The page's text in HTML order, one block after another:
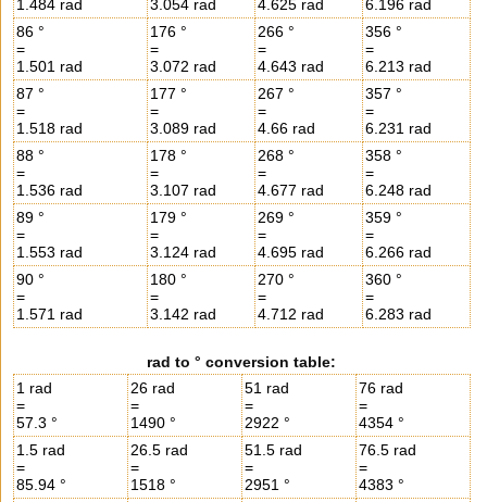
1.484 rad
3.054 rad
4.625 rad
6.196 rad
86 °
=
1.501 rad
176 °
=
3.072 rad
266 °
=
4.643 rad
356 °
=
6.213 rad
87 °
=
1.518 rad
177 °
=
3.089 rad
267 °
=
4.66 rad
357 °
=
6.231 rad
88 °
=
1.536 rad
178 °
=
3.107 rad
268 °
=
4.677 rad
358 °
=
6.248 rad
89 °
=
1.553 rad
179 °
=
3.124 rad
269 °
=
4.695 rad
359 °
=
6.266 rad
90 °
=
1.571 rad
180 °
=
3.142 rad
270 °
=
4.712 rad
360 °
=
6.283 rad
rad to ° conversion table:
1 rad
=
57.3 °
26 rad
=
1490 °
51 rad
=
2922 °
76 rad
=
4354 °
1.5 rad
=
85.94 °
26.5 rad
=
1518 °
51.5 rad
=
2951 °
76.5 rad
=
4383 °